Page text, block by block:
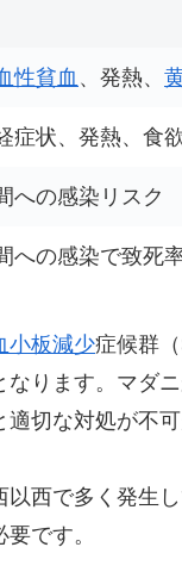
性貧血 、発熱、
症状、発熱、食
への感染リスク
への感染で致死
小板減少症候群
なります。マダ
切な対処が不可
以西で多く発生
です。